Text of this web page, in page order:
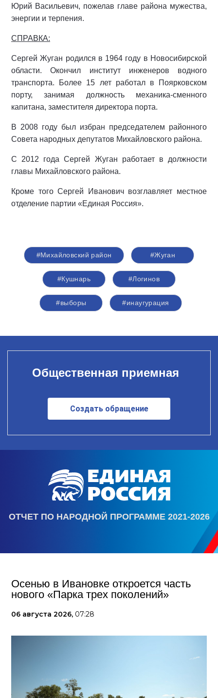
Юрий Васильевич, пожелав главе района мужества,
энергии и терпения.
СПРАВКА:
Сергей Жуган родился в 1964 году в Новосибирской
области. Окончил институт инженеров водного
транспорта. Более 15 лет работал в Поярковском
порту, занимая должность механика-сменного
капитана, заместителя директора порта.
В 2008 году был избран председателем районного
Совета народных депутатов Михайловского района.
С 2012 года Сергей Жуган работает в должности
главы Михайловского района.
Кроме того Сергей Иванович возглавляет местное
отделение партии «Единая Россия».
#Михайловский район #Жуган
#Кушнарь #Логинов
#выборы #инаугурация
Общественная приемная
Создать обращение
ОТЧЕТ ПО НАРОДНОЙ ПРОГРАММЕ 2021-2026
Осенью в Ивановке откроется часть
нового «Парка трех поколений»
06 августа 2026, 07:28